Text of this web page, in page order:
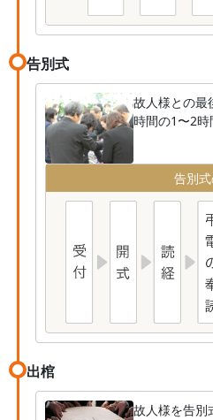
告別式
故人様との最
時間の1〜2時
告別
出棺
故人様を告別